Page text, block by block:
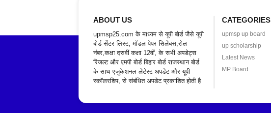
ABOUT US
upmsp25.com के माध्यम से यूपी बोर्ड जैसे यूपी
बोर्ड सेंटर लिस्ट, मॉडल पेपर सिलेबस,रोल
नंबर,कक्षा दसवीं कक्षा 12वीं, के सभी अपडेट्स
रिजल्ट और एमपी बोर्ड बिहार बोर्ड राजस्थान बोर्ड
के साथ एजुकेशनल लेटेस्ट अपडेट और यूपी
स्कॉलरशिप, से संबंधित अपडेट प्रकाशित होती है
CATEGORIES
upmsp up board
up scholarship
Latest News
MP Board